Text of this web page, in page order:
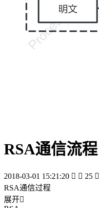
RSA通信流程
2018-03-01 15:21:20   25 
RSA通信过程
展开